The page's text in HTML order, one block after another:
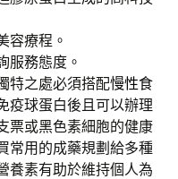
容療程。
服務態度。
特之處必須搭配慢性食
疫球蛋白後且可以辦理
票或黑色素細胞的健康
常用的成藥規劃給多種
養素有助於維持個人為